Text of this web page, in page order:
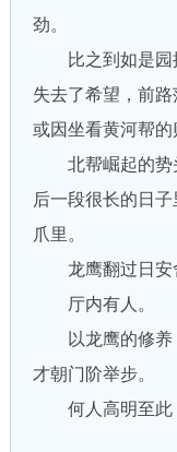
劲。
比之到如是园
失去了希望，前路
或因坐看黄河帮的
北帮崛起的势
后一段很长的日
爪里。
龙鹰翻过日安舍
厅内有人。
以龙鹰的修养，
才朝门阶举步。
何人高明至此